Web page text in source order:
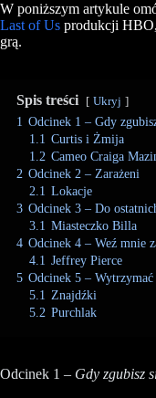
W poniższym artykule
Last of Us produkcji
grą.
Spis treści Ukryj
1 Odcinek 1 – Gdy
1.1 Curtis i Żmija
1.2 Cameo Craiga
2 Odcinek 2 – Zarażeni
2.1 Lokacje
3 Odcinek 3 – Do
3.1 Miasteczko Billa
4 Odcinek 4 – Weź mnie
4.1 Jeffrey Pierce
5 Odcinek 5 –
5.1 Znajdźki
5.2 Purchlak
Odcinek 1 – Gdy zgubisz